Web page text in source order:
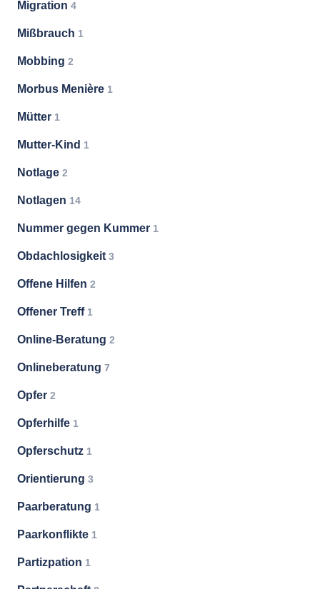
Migration 4
Mißbrauch 1
Mobbing 2
Morbus Menière 1
Mütter 1
Mutter-Kind 1
Notlage 2
Notlagen 14
Nummer gegen Kummer 1
Obdachlosigkeit 3
Offene Hilfen 2
Offener Treff 1
Online-Beratung 2
Onlineberatung 7
Opfer 2
Opferhilfe 1
Opferschutz 1
Orientierung 3
Paarberatung 1
Paarkonflikte 1
Partizpation 1